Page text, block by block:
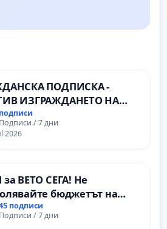
ПОДПИСКА -
ИЗГРАЖДАНЕТО НА
ЛИНИЯ (ЛИФТ) НА
НА ПРИРОДНА
„ХЪЛМ НА
/ 7 дни
2026
ВЕТО СЕГА! Не
бюджетът на
да открадне парите и
ни в тъмното
подписи
/ 7 дни